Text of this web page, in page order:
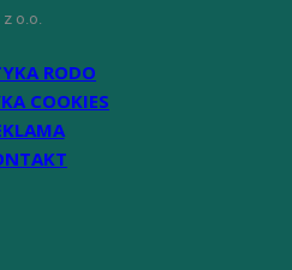
z o.o.
RODO
COOKIES